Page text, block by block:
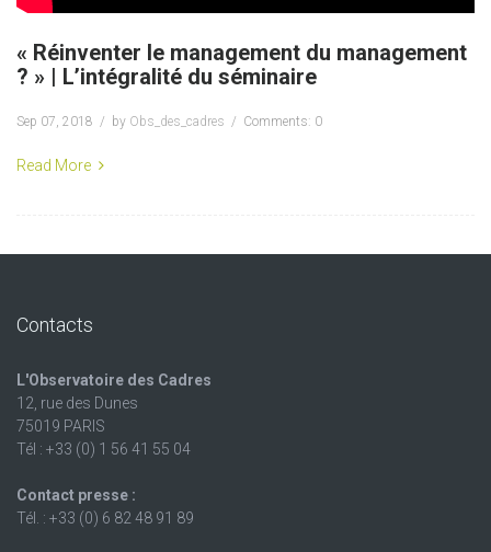
« Réinventer le management du management
? » | L’intégralité du séminaire
Sep 07, 2018 by Obs_des_cadres Comments: 0
Read More
Contacts
L'Observatoire des Cadres
12, rue des Dunes
75019 PARIS
Tél : +33 (0) 1 56 41 55 04
Contact presse :
Tél. : +33 (0) 6 82 48 91 89